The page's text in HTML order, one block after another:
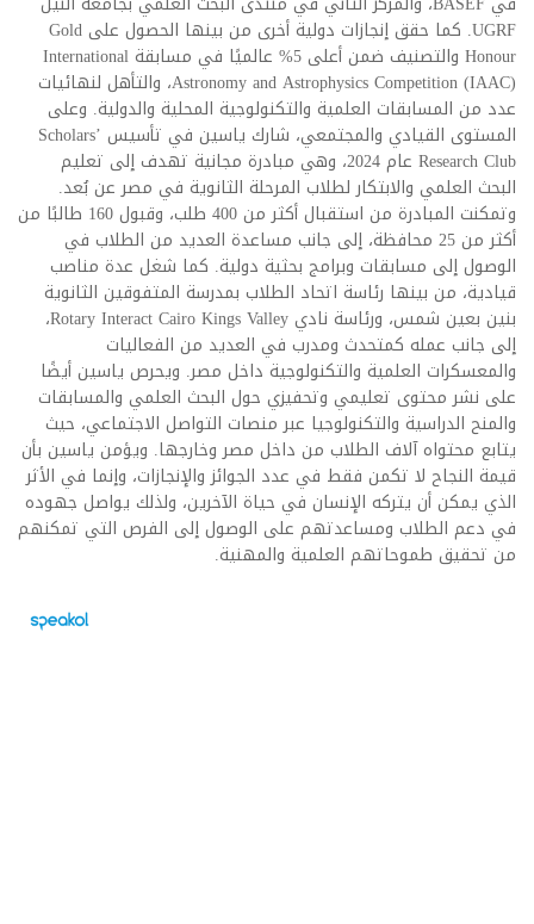
UGRF. كما حقق إنجازات دولية أخرى من بينها الحصول على Gold
Honour والتصنيف ضمن أعلى 5% عالميًا في مسابقة International
Astronomy and Astrophysics Competition (IAAC)، والتأهل لنهائيات
عدد من المسابقات العلمية والتكنولوجية المحلية والدولية. وعلى
المستوى القيادي والمجتمعي، شارك ياسين في تأسيس Scholars’
Research Club عام 2024، وهي مبادرة مجانية تهدف إلى تعليم
البحث العلمي والابتكار لطلاب المرحلة الثانوية في مصر عن بُعد.
وتمكنت المبادرة من استقبال أكثر من 400 طلب، وقبول 160 طالبًا من
أكثر من 25 محافظة، إلى جانب مساعدة العديد من الطلاب في
الوصول إلى مسابقات وبرامج بحثية دولية. كما شغل عدة مناصب
قيادية، من بينها رئاسة اتحاد الطلاب بمدرسة المتفوقين الثانوية
بنين بعين شمس، ورئاسة نادي Rotary Interact Cairo Kings Valley،
إلى جانب عمله كمتحدث ومدرب في العديد من الفعاليات
والمعسكرات العلمية والتكنولوجية داخل مصر. ويحرص ياسين أيضًا
على نشر محتوى تعليمي وتحفيزي حول البحث العلمي والمسابقات
والمنح الدراسية والتكنولوجيا عبر منصات التواصل الاجتماعي، حيث
يتابع محتواه آلاف الطلاب من داخل مصر وخارجها. ويؤمن ياسين بأن
قيمة النجاح لا تكمن فقط في عدد الجوائز والإنجازات، وإنما في الأثر
الذي يمكن أن يتركه الإنسان في حياة الآخرين، ولذلك يواصل جهوده
في دعم الطلاب ومساعدتهم على الوصول إلى الفرص التي تمكنهم
من تحقيق طموحاتهم العلمية والمهنية.